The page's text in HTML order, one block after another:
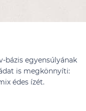
bázis egyensúlyának
is megkönnyíti:
édes ízét.